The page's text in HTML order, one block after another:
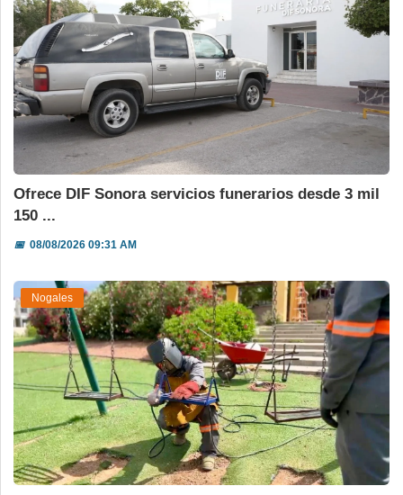
Ofrece DIF Sonora servicios funerarios desde 3 mil
150 ...
📅08/08/2026 09:31 AM
Nogales